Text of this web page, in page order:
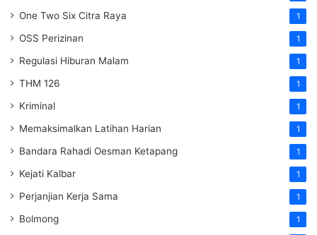
One Two Six Citra Raya 1
OSS Perizinan 1
Regulasi Hiburan Malam 1
THM 126 1
Kriminal 1
Memaksimalkan Latihan Harian 1
Bandara Rahadi Oesman Ketapang 1
Kejati Kalbar 1
Perjanjian Kerja Sama 1
Bolmong 1